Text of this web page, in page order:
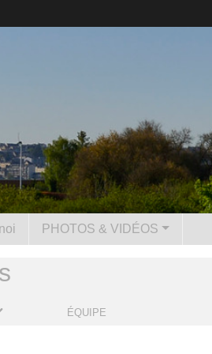
PHOTOS & VIDÉOS
ÉQUIPE